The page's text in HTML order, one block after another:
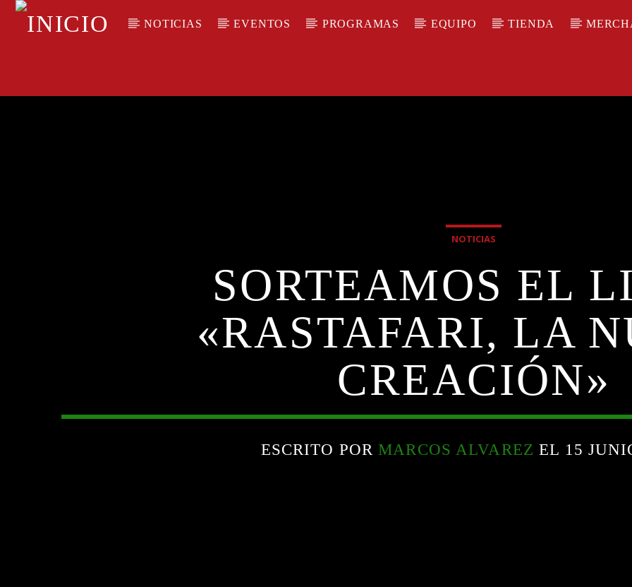
NOTICIAS EVENTOS PROGRAMAS EQUIPO TIENDA
NOTICIAS
SORTEAMOS EL
«RASTAFARI, LA
CREACIÓN»
ESCRITO PORMARCOS ALVAREZ EL 15